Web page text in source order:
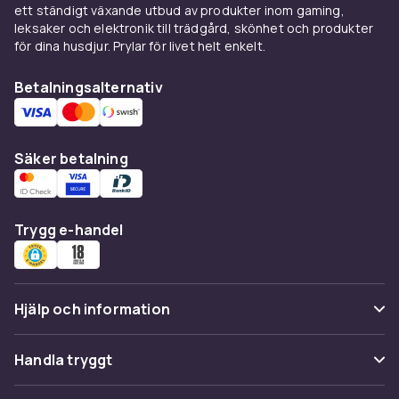
Samsung Health —
Watch
Samsung Health-appen är ekosystemet
bakom Galaxy Watch-hälsofunktionerna. Den
spårar träning, beräknar kaloriintäget,
övervakar sömnen och ger insikter om
dagligt tal för din överallshälsa baserat på
sömn, aktivitet och puls.
Design och anpassning av
Galaxy Watch
Samsung Galaxy Watch erbjuder rund urtavla
ett ständigt växande utbud av produkter inom gaming,
leksaker och elektronik till trädgård, skönhet och produkter
för dina husdjur. Prylar för livet helt enkelt.
Betalningsalternativ
Säker betalning
Trygg e-handel
Hjälp och information
Vanliga frågor
Spåra paket
Handla tryggt